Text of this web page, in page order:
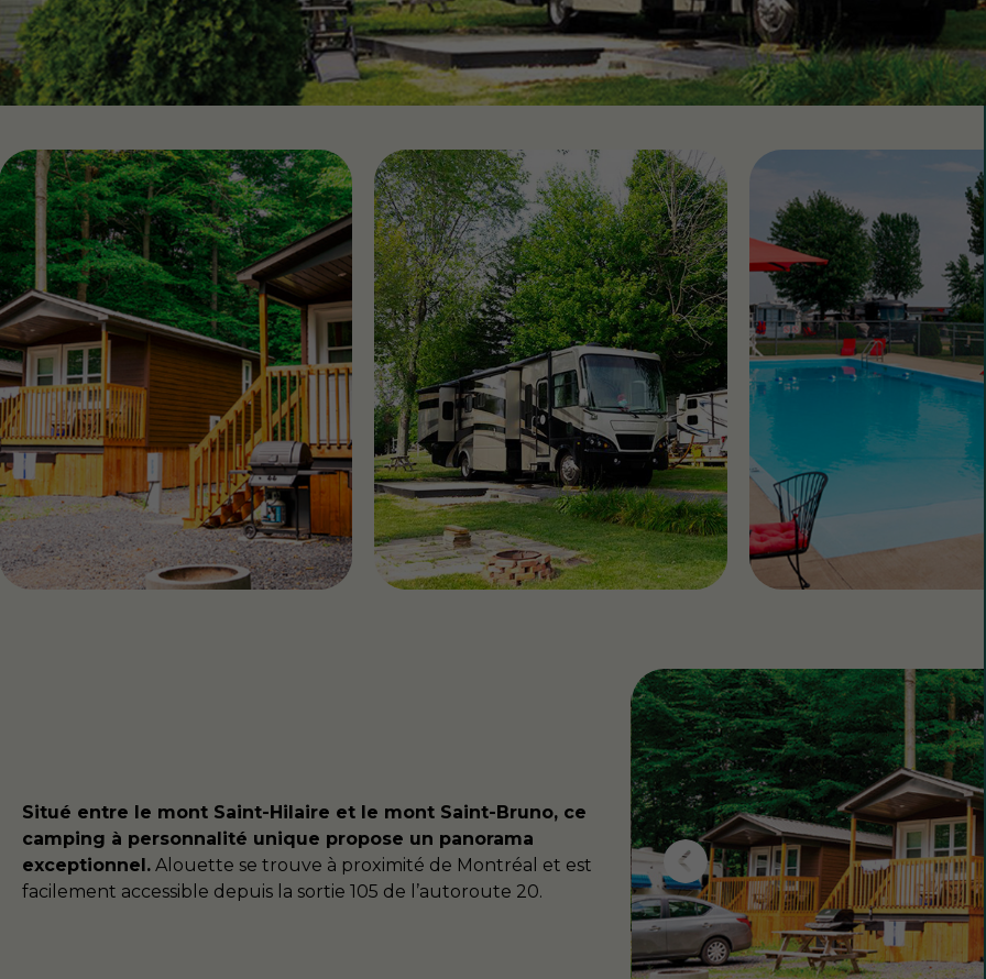
Resorts dès aujourd'hui!
Trouvez un camping de VR
Wasaga CountryLife
Wasaga Dunes
Québec
Alouette
Domaine de la Chute
Situé entre le mont Saint-Hilaire et le mont Saint-Bruno, ce
camping à personnalité unique propose un panorama
exceptionnel. Alouette se trouve à proximité de Montréal et est
facilement accessible depuis la sortie 105 de l’autoroute 20.